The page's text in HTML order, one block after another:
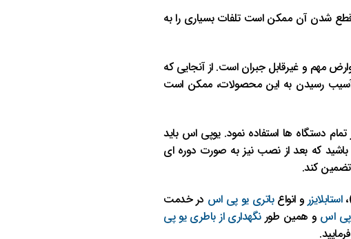
قطع شدن آن ممکن است تلفات بسیاری را به
مهم و غیرقابل جبران است. از آنجایی که
آسیب رسیدن به این محصولات، ممکن است
دستگاه ها استفاده نمود. یوپی اس باید
باشید که بعد از نصب نیز به صورت دوره ای
کند.
استابلایزر و انواع باتری یو پی اس در خدمت
پی اس و همین طورنگهداری از باطری یو پی